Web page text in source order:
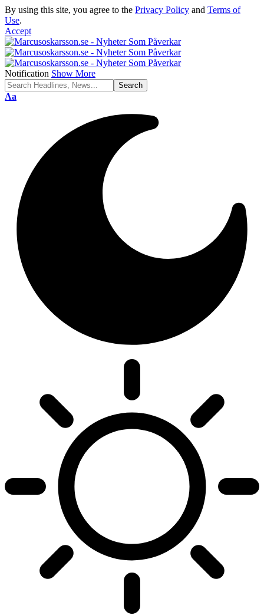
By using this site, you agree to the Privacy Policy and Terms of
Use.
Accept
Notification Show More
Font
Aa